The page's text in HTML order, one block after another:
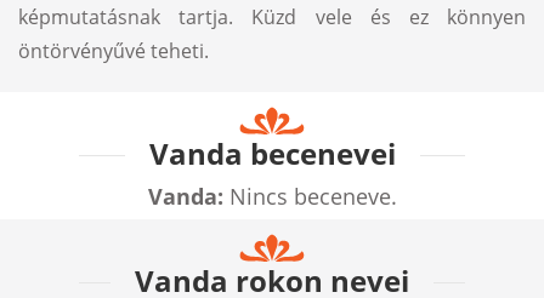
képmutatásnak tartja. Küzd vele és ez könnyen
öntörvényűvé teheti.
Vanda becenevei
Vanda: Nincs beceneve.
Vanda rokon nevei